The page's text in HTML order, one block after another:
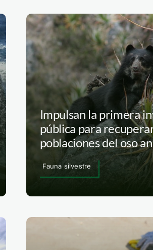
Impulsan la primera
pública para
poblaciones del oso
Fauna silvestre